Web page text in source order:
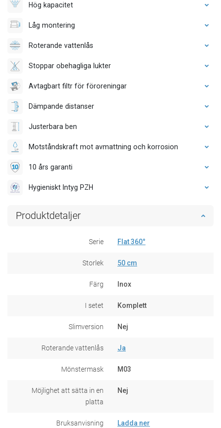
Hög kapacitet
Låg montering
Roterande vattenlås
Stoppar obehagliga lukter
Avtagbart filtr för föroreningar
Dämpande distanser
Justerbara ben
Motståndskraft mot avmattning och korrosion
10 års garanti
Hygieniskt Intyg PZH
Produktdetaljer
Serie Flat 360°
Storlek 50 cm
Färg Inox
I setet Komplett
Slimversion Nej
Roterande vattenlås Ja
Mönstermask M03
Möjlighet att sätta in en
platta
Nej
Bruksanvisning Ladda ner